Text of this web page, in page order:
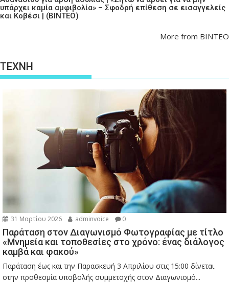
υπάρχει καμία αμφιβολία» – Σφοδρή επίθεση σε εισαγγελείς
και Κοβέσι | (ΒΙΝΤΕΟ)
More from ΒΙΝΤΕΟ
ΤΕΧΝΗ
31 Μαρτίου 2026 adminvoice 0
Παράταση στον Διαγωνισμό Φωτογραφίας με τίτλο
«Μνημεία και τοποθεσίες στο χρόνο: ένας διάλογος
καμβά και φακού»
Παράταση έως και την Παρασκευή 3 Απριλίου στις 15:00 δίνεται
στην προθεσμία υποβολής συμμετοχής στον Διαγωνισμό...